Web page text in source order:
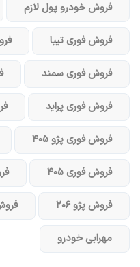
فروش خودرو پول لازم
فروش فوری تیبا
فروش فوری سمند
فروش فوری پراید
فروش فوری پژو ۴۰۵
فروش فوری ۴۰۵
فروش پژو ۲۰۶ فروش
مهرابی خودرو